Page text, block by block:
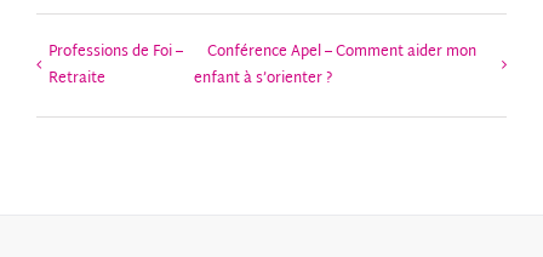
Professions de Foi –
Retraite
Conférence Apel – Comment aider mon
enfant à s’orienter ?